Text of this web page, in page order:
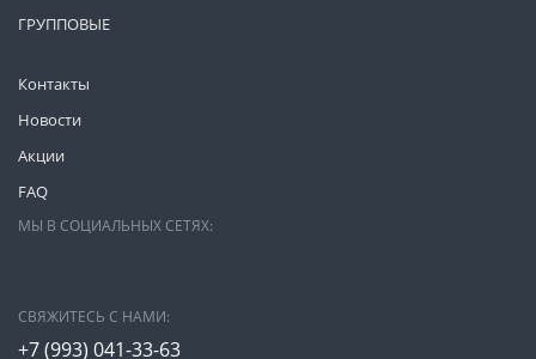
Контакты
Новости
Акции
FAQ
ГРУППОВЫЕ
МЫ В СОЦИАЛЬНЫХ СЕТЯХ:
СВЯЖИТЕСЬ С НАМИ:
+7 (993) 041-33-63